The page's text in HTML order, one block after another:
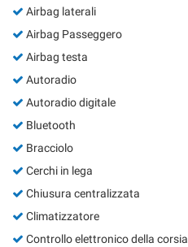
Airbag laterali
Airbag Passeggero
Airbag testa
Autoradio
Autoradio digitale
Bluetooth
Bracciolo
Cerchi in lega
Chiusura centralizzata
Climatizzatore
Controllo elettronico della corsia